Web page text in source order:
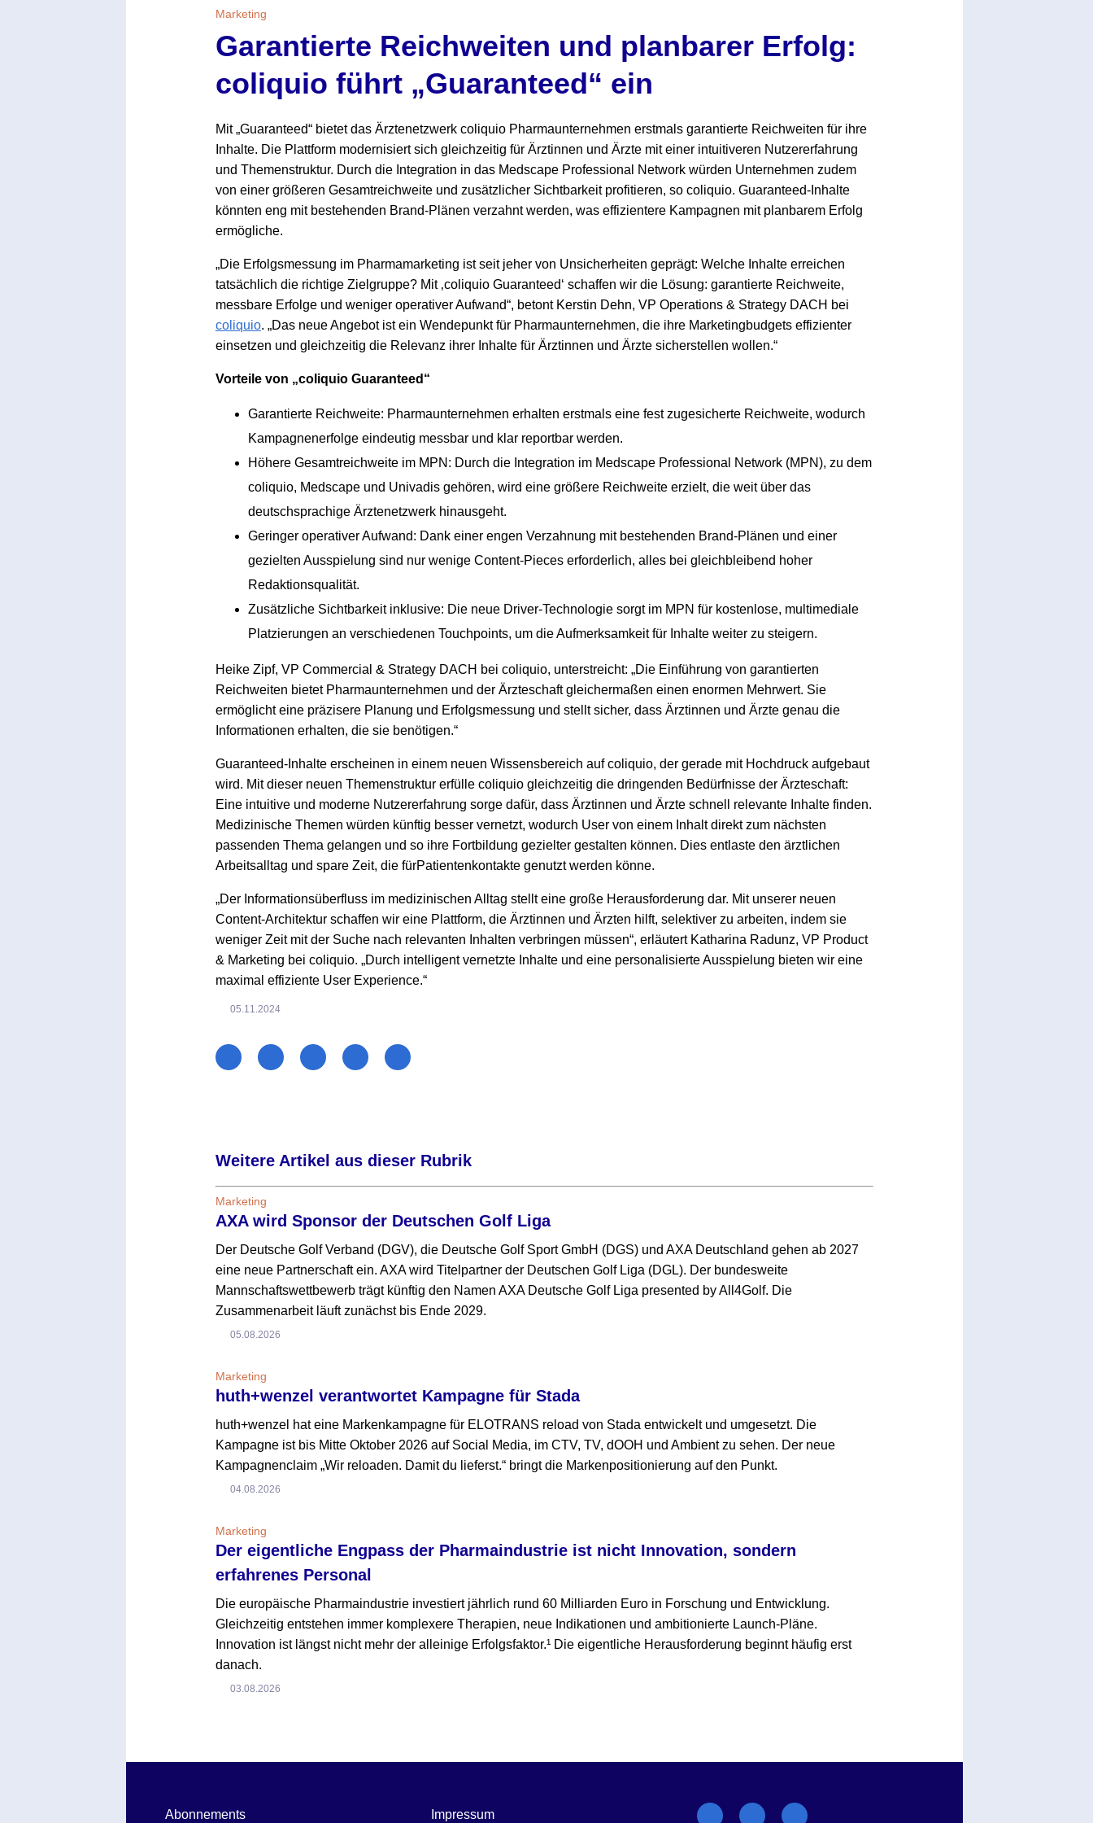
Marketing
Garantierte Reichweiten und planbarer Erfolg:
coliquio führt „Guaranteed“ ein
Mit „Guaranteed“ bietet das Ärztenetzwerk coliquio Pharmaunternehmen erstmals garantierte Reichweiten für ihre
Inhalte. Die Plattform modernisiert sich gleichzeitig für Ärztinnen und Ärzte mit einer intuitiveren Nutzererfahrung
und Themenstruktur. Durch die Integration in das Medscape Professional Network würden Unternehmen zudem
von einer größeren Gesamtreichweite und zusätzlicher Sichtbarkeit profitieren, so coliquio. Guaranteed-Inhalte
könnten eng mit bestehenden Brand-Plänen verzahnt werden, was effizientere Kampagnen mit planbarem Erfolg
ermögliche.
„Die Erfolgsmessung im Pharmamarketing ist seit jeher von Unsicherheiten geprägt: Welche Inhalte erreichen
tatsächlich die richtige Zielgruppe? Mit ‚coliquio Guaranteed‘ schaffen wir die Lösung: garantierte Reichweite,
messbare Erfolge und weniger operativer Aufwand“, betont Kerstin Dehn, VP Operations & Strategy DACH bei
coliquio. „Das neue Angebot ist ein Wendepunkt für Pharmaunternehmen, die ihre Marketingbudgets effizienter
einsetzen und gleichzeitig die Relevanz ihrer Inhalte für Ärztinnen und Ärzte sicherstellen wollen.“
Vorteile von „coliquio Guaranteed“
Garantierte Reichweite: Pharmaunternehmen erhalten erstmals eine fest zugesicherte Reichweite, wodurch
Kampagnenerfolge eindeutig messbar und klar reportbar werden.
Höhere Gesamtreichweite im MPN: Durch die Integration im Medscape Professional Network (MPN), zu dem
coliquio, Medscape und Univadis gehören, wird eine größere Reichweite erzielt, die weit über das
deutschsprachige Ärztenetzwerk hinausgeht.
Geringer operativer Aufwand: Dank einer engen Verzahnung mit bestehenden Brand-Plänen und einer
gezielten Ausspielung sind nur wenige Content-Pieces erforderlich, alles bei gleichbleibend hoher
Redaktionsqualität.
Zusätzliche Sichtbarkeit inklusive: Die neue Driver-Technologie sorgt im MPN für kostenlose, multimediale
Platzierungen an verschiedenen Touchpoints, um die Aufmerksamkeit für Inhalte weiter zu steigern.
Heike Zipf, VP Commercial & Strategy DACH bei coliquio, unterstreicht: „Die Einführung von garantierten
Reichweiten bietet Pharmaunternehmen und der Ärzteschaft gleichermaßen einen enormen Mehrwert. Sie
ermöglicht eine präzisere Planung und Erfolgsmessung und stellt sicher, dass Ärztinnen und Ärzte genau die
Informationen erhalten, die sie benötigen.“
Guaranteed-Inhalte erscheinen in einem neuen Wissensbereich auf coliquio, der gerade mit Hochdruck aufgebaut
wird. Mit dieser neuen Themenstruktur erfülle coliquio gleichzeitig die dringenden Bedürfnisse der Ärzteschaft:
Eine intuitive und moderne Nutzererfahrung sorge dafür, dass Ärztinnen und Ärzte schnell relevante Inhalte finden.
Medizinische Themen würden künftig besser vernetzt, wodurch User von einem Inhalt direkt zum nächsten
passenden Thema gelangen und so ihre Fortbildung gezielter gestalten können. Dies entlaste den ärztlichen
Arbeitsalltag und spare Zeit, die fürPatientenkontakte genutzt werden könne.
„Der Informationsüberfluss im medizinischen Alltag stellt eine große Herausforderung dar. Mit unserer neuen
Content-Architektur schaffen wir eine Plattform, die Ärztinnen und Ärzten hilft, selektiver zu arbeiten, indem sie
weniger Zeit mit der Suche nach relevanten Inhalten verbringen müssen“, erläutert Katharina Radunz, VP Product
& Marketing bei coliquio. „Durch intelligent vernetzte Inhalte und eine personalisierte Ausspielung bieten wir eine
maximal effiziente User Experience.“
05.11.2024
Weitere Artikel aus dieser Rubrik
Marketing
AXA wird Sponsor der Deutschen Golf Liga
Der Deutsche Golf Verband (DGV), die Deutsche Golf Sport GmbH (DGS) und AXA Deutschland gehen ab 2027
eine neue Partnerschaft ein. AXA wird Titelpartner der Deutschen Golf Liga (DGL). Der bundesweite
Mannschaftswettbewerb trägt künftig den Namen AXA Deutsche Golf Liga presented by All4Golf. Die
Zusammenarbeit läuft zunächst bis Ende 2029.
05.08.2026
Marketing
huth+wenzel verantwortet Kampagne für Stada
huth+wenzel hat eine Markenkampagne für ELOTRANS reload von Stada entwickelt und umgesetzt. Die
Kampagne ist bis Mitte Oktober 2026 auf Social Media, im CTV, TV, dOOH und Ambient zu sehen. Der neue
Kampagnenclaim „Wir reloaden. Damit du lieferst.“ bringt die Markenpositionierung auf den Punkt.
04.08.2026
Marketing
Der eigentliche Engpass der Pharmaindustrie ist nicht Innovation, sondern
erfahrenes Personal
Die europäische Pharmaindustrie investiert jährlich rund 60 Milliarden Euro in Forschung und Entwicklung.
Gleichzeitig entstehen immer komplexere Therapien, neue Indikationen und ambitionierte Launch-Pläne.
Innovation ist längst nicht mehr der alleinige Erfolgsfaktor.¹ Die eigentliche Herausforderung beginnt häufig erst
danach.
03.08.2026
Abonnements Impressum